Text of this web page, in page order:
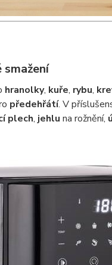
hranolky, kuře, rybu,
předehřátí. V
plech, jehlu na rožnění,